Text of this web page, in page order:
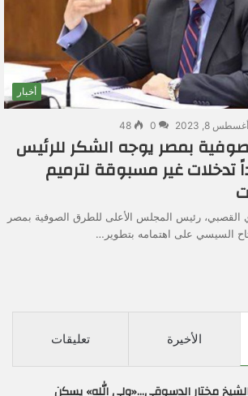
أخبار
أغسطس 8, 2023 0
48
بمصر يوجه الشكر للرئيس
غير مسبوقة لترميم
القصبي، رئيس المجلس الأعلى للطرق الصوفية بمصر
السيسي على اهتمامه بتطوير…
الأخيرة تعليقات